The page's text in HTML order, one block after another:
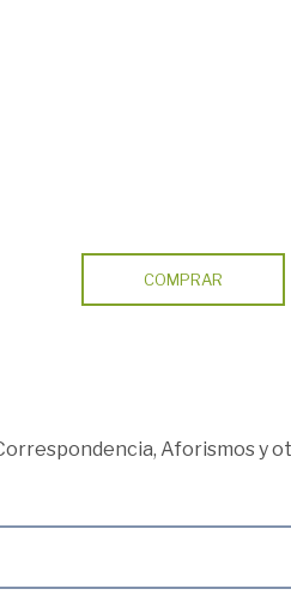
COMPRAR
Aforismos y